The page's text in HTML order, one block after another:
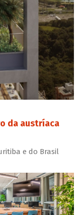
da austríaca
e do Brasil